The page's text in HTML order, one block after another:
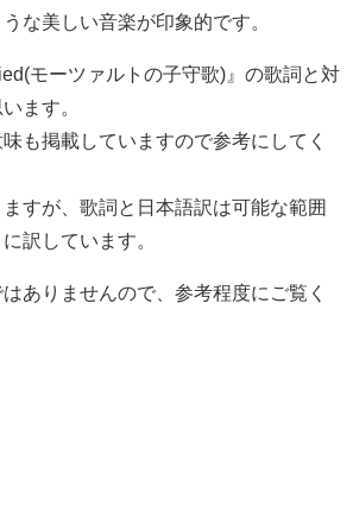
な美しい音楽が印象的です。
モーツァルトの子守歌)』の歌詞と対
ます。
も掲載していますので参考にしてく
すが、歌詞と日本語訳は可能な範囲
訳しています。
ありませんので、参考程度にご覧く